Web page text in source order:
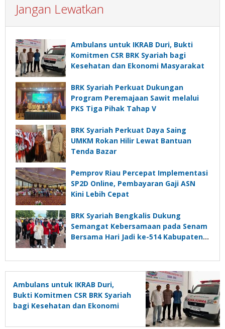
Jangan Lewatkan
Ambulans untuk IKRAB Duri, Bukti
Komitmen CSR BRK Syariah bagi
Kesehatan dan Ekonomi Masyarakat
BRK Syariah Perkuat Dukungan
Program Peremajaan Sawit melalui
PKS Tiga Pihak Tahap V
BRK Syariah Perkuat Daya Saing
UMKM Rokan Hilir Lewat Bantuan
Tenda Bazar
Pemprov Riau Percepat Implementasi
SP2D Online, Pembayaran Gaji ASN
Kini Lebih Cepat
BRK Syariah Bengkalis Dukung
Semangat Kebersamaan pada Senam
Bersama Hari Jadi ke-514 Kabupaten
Ambulans untuk IKRAB Duri,
Bukti Komitmen CSR BRK Syariah
bagi Kesehatan dan Ekonomi